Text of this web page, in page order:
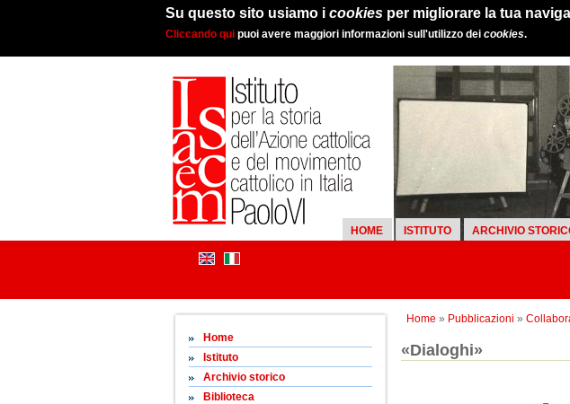
Su questo sito usiamo i cookies per migliorare la tua
Cliccando qui puoi avere maggiori informazioni sull'utilizzo dei cookies.
HOME ISTITUTO ARCHIVIO
Home » Pubblicazioni »
Home
Istituto
Archivio storico
Biblioteca
«Dialoghi»